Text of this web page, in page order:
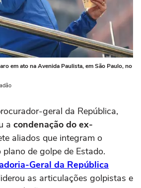
em ato na Avenida Paulista, em São Paulo, no
geral da República,
a condenação do ex-
aliados que integram o
de golpe de Estado.
Geral da República
as articulações golpistas e